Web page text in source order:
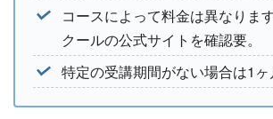
コースによって料金は異なりま
クールの公式サイトを確認要。
特定の受講期間がない場合は1ヶ